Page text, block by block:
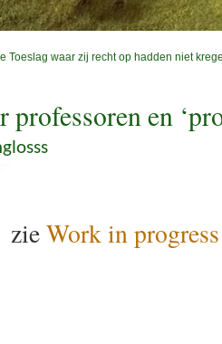
Toeslag waar zij recht op hadden niet
professoren en
zieWork in progress